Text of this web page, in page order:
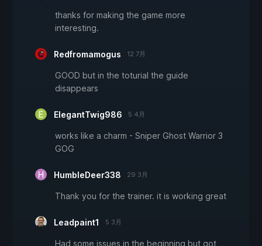
thanks for making the game more
interesting.
Redfromamogus 12 7月
GOOD but in the toturial the guide
disappears
ElegantTwig986 5 4月
works like a charm - Sniper Ghost Warrior 3
GOG
HumbleDeer338 29 3月
Thank you for the trainer. it is working great
Leadpaint1 5 3月
Had some issues in the beginning but got